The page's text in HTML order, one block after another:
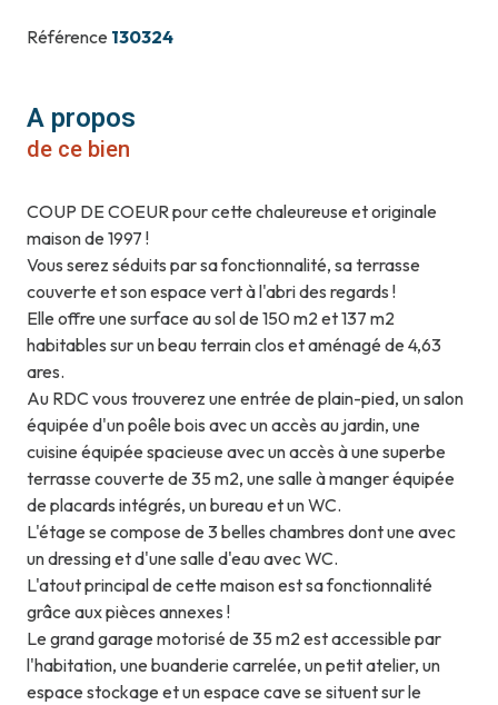
Référence 130324
A propos
de ce bien
COUP DE COEUR pour cette chaleureuse et originale
maison de 1997 !
Vous serez séduits par sa fonctionnalité, sa terrasse
couverte et son espace vert à l'abri des regards !
Elle offre une surface au sol de 150 m2 et 137 m2
habitables sur un beau terrain clos et aménagé de 4,63
ares.
Au RDC vous trouverez une entrée de plain-pied, un salon
équipée d'un poêle bois avec un accès au jardin, une
cuisine équipée spacieuse avec un accès à une superbe
terrasse couverte de 35 m2, une salle à manger équipée
de placards intégrés, un bureau et un WC.
L'étage se compose de 3 belles chambres dont une avec
un dressing et d'une salle d'eau avec WC.
L'atout principal de cette maison est sa fonctionnalité
grâce aux pièces annexes !
Le grand garage motorisé de 35 m2 est accessible par
l'habitation, une buanderie carrelée, un petit atelier, un
espace stockage et un espace cave se situent sur le